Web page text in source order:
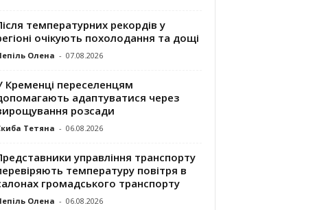
температурних рекордів у
очікують похолодання та дощі
Олена - 07.08.2026
Кременці переселенцям
адаптуватися через
розсади
Тетяна - 06.08.2026
управління транспорту
температуру повітря в
громадського транспорту
Олена - 06.08.2026